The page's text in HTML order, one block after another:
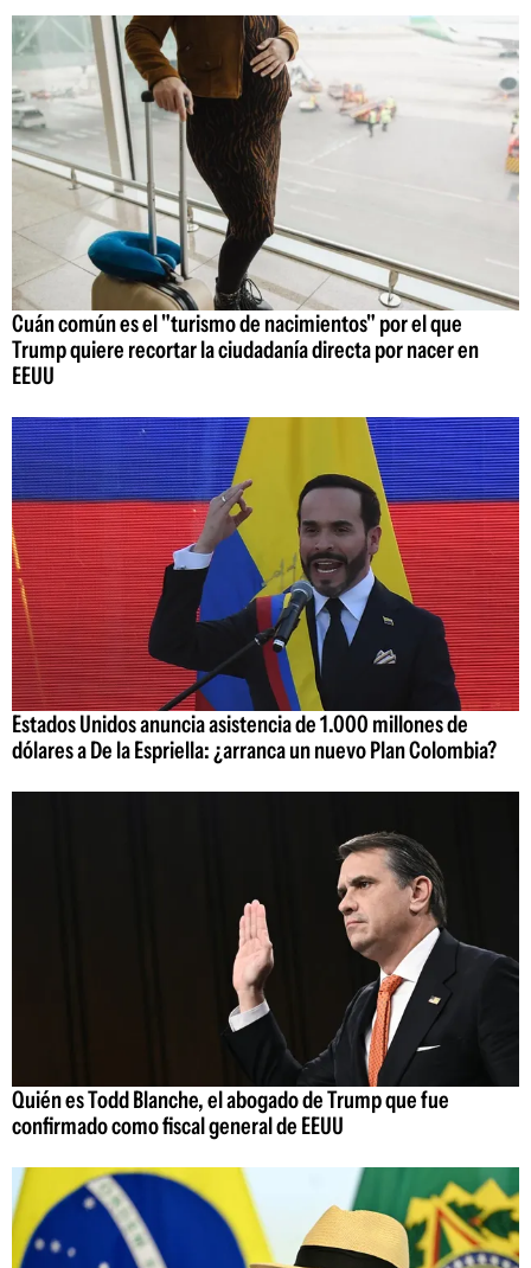
Cuán común es el "turismo de nacimientos" por el que
Trump quiere recortar la ciudadanía directa por nacer en
EEUU
Estados Unidos anuncia asistencia de 1.000 millones de
dólares a De la Espriella: ¿arranca un nuevo Plan Colombia?
Quién es Todd Blanche, el abogado de Trump que fue
confirmado como fiscal general de EEUU